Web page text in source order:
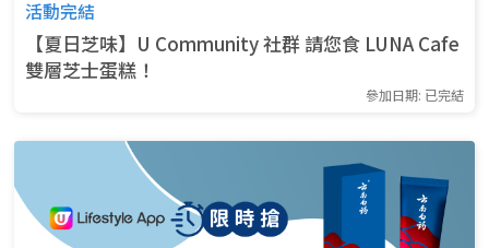
活動完結
【夏日芝味】U Community 社群 請您食 LUNA Cafe
雙層芝士蛋糕！
參加日期: 已完結